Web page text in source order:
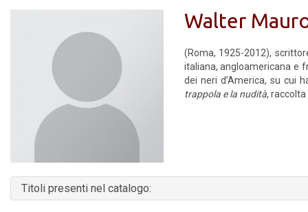
Walter
(Roma, 1925-2012),
italiana, angloamericana e
dei neri d’America, su cui
trappola e la nudità,
Titoli presenti nel catalogo: